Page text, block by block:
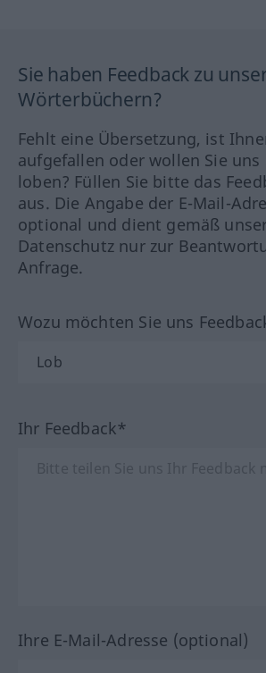
Sie haben Feedback zu
Wörterbüchern?
Fehlt eine Übersetzung, ist
aufgefallen oder wollen Sie uns
loben? Füllen Sie bitte das
aus. Die Angabe der E-Mail-
optional und dient gemäß
Datenschutz nur zur
Anfrage.
Wozu möchten Sie uns
Ihr Feedback*
Ihre E-Mail-Adresse (optional)